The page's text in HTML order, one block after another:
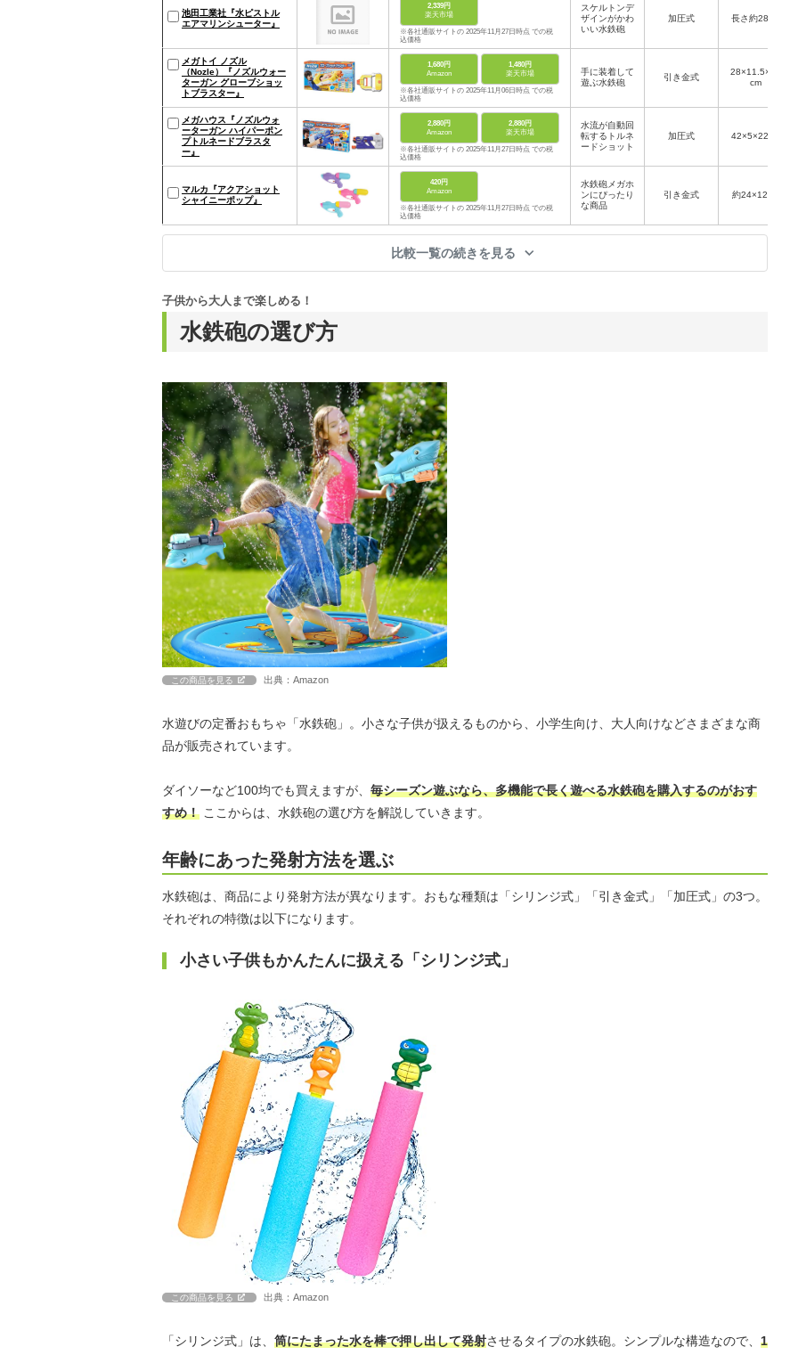
池田工業社『水ピストル
エアマリンシューター』
2,339円
楽天市場
※各社通販サイトの 2025年11月27日時点 での税
込価格
スケルトンデ
ザインがかわ
いい水鉄砲
加圧式 長さ約28cm
メガトイ ノズル
（Nozle）『ノズルウォー
ターガン グローブショッ
トブラスター』
1,680円
Amazon
1,480円
楽天市場
※各社通販サイトの 2025年11月06日時点 での税
込価格
手に装着して
遊ぶ水鉄砲
引き金式
28×11.5×16
cm
メガハウス『ノズルウォ
ーターガン ハイパーポン
プトルネードブラスタ
ー』
2,880円
Amazon
2,880円
楽天市場
※各社通販サイトの 2025年11月27日時点 での税
込価格
水流が自動回
転するトルネ
ードショット
加圧式 42×5×22cm
マルカ『アクアショット
シャイニーポップ』
420円
Amazon
※各社通販サイトの 2025年11月27日時点 での税
込価格
水鉄砲メガホ
ンにぴったり
な商品
引き金式 約24×12cm
比較一覧の続きを見る
水鉄砲の選び方
子供から大人まで楽しめる！
この商品を見る 出典：Amazon
水遊びの定番おもちゃ「水鉄砲」。小さな子供が扱えるものから、小学生向け、大人向けなどさまざまな商
品が販売されています。
ダイソーなど100均でも買えますが、 毎シーズン遊ぶなら、多機能で長く遊べる水鉄砲を購入するのがおす
すめ！ ここからは、水鉄砲の選び方を解説していきます。
年齢にあった発射方法を選ぶ
水鉄砲は、商品により発射方法が異なります。おもな種類は「シリンジ式」「引き金式」「加圧式」の3つ。
それぞれの特徴は以下になります。
小さい子供もかんたんに扱える「シリンジ式」
この商品を見る 出典：Amazon
「シリンジ式」は、 筒にたまった水を棒で押し出して発射させるタイプの水鉄砲。シンプルな構造なので、 1